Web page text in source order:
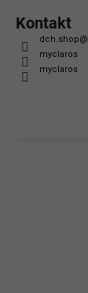
Kontakt
dch.shop@
myclaros
myclaros